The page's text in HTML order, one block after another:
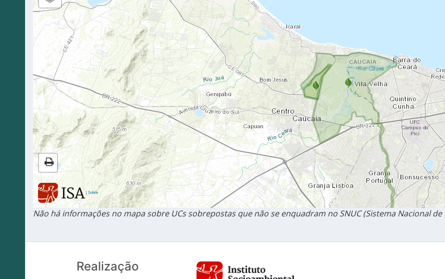
|Sobre
Não há informações no mapa sobre UCs sobrepostas que não se enquadram no SNUC (Sistema Nacional